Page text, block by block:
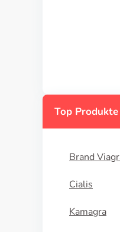
Top Produkte
Brand
Cialis
Kamagra